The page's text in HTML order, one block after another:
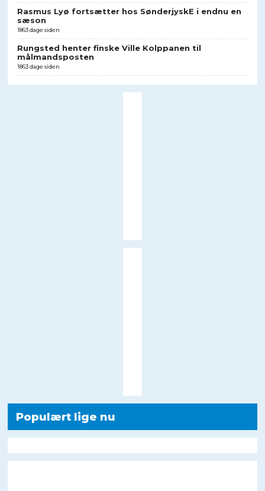
Rasmus Lyø fortsætter hos SønderjyskE i endnu en
sæson
1863 dage siden
Rungsted henter finske Ville Kolppanen til
målmandsposten
1863 dage siden
Populært lige nu